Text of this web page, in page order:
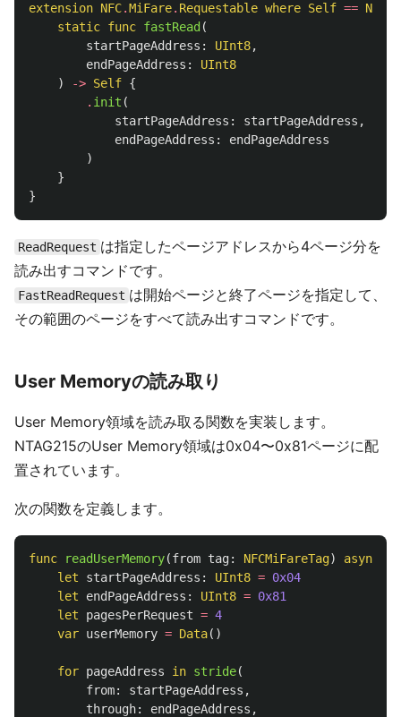
extension NFC.MiFare. Requestable where Self == NFC
static func fastRead (
startPageAddress : UInt8,
endPageAddress :
UInt8
)
-> Self {
. init (
startPageAddress : startPageAddress ,
endPageAddress :
endPageAddress
)
}
}
ReadRequest は指定したページアドレスから4ページ分を
読み出すコマンドです。
FastReadRequest は開始ページと終了ページを指定して、
その範囲のページをすべて読み出すコマンドです。
User Memoryの読み取り
User Memory領域を読み取る関数を実装します。
NTAG215のUser Memory領域は0x04〜0x81ページに配
置されています。
次の関数を定義します。
func readUserMemory(from tag: NFCMiFareTag) async
let
startPageAddress : UInt8 = 0x04
let
endPageAddress : UInt8 = 0x81
let
pagesPerRequest = 4
var userMemory = Data()
for pageAddress in stride(
from: startPageAddress ,
through: endPageAddress ,